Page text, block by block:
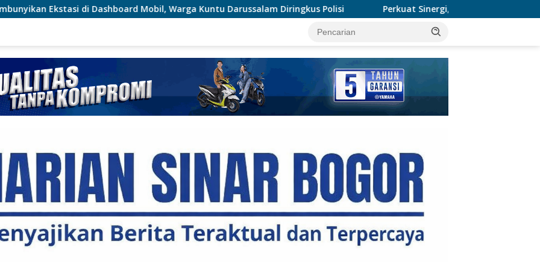
Dashboard Mobil, Warga Kuntu Darussalam Diringkus Polisi Perkuat Sinergi, Polres Rohil Dukung Ranperda Hijau